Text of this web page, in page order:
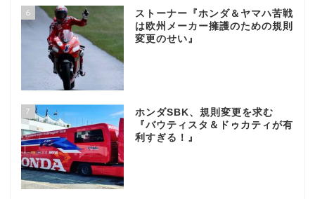
6
ストーナー『ホンダ＆ヤマハ苦戦
は欧州メーカー擁護のための規則
変更のせい』
7
ホンダSBK、規則変更を求む
『バウティスタ＆ドゥカティが有
利すぎる！』